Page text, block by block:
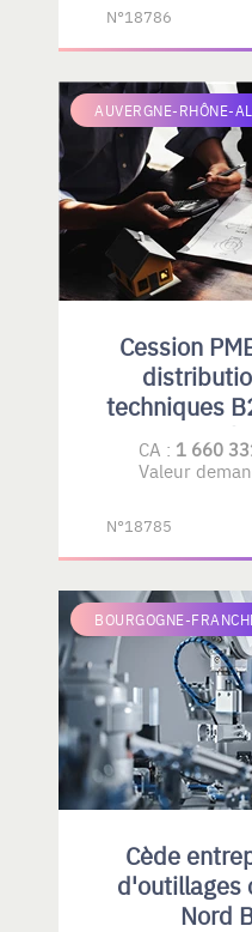
N°18786
AUVERGNE-RHÔNE-
Cession
techniques
CA : 1 660
Valeur
N°18785
BOURGOGNE-
Cède
d'outillages
Nord